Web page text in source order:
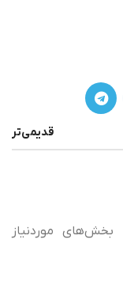
قدیمی‌تر
بخش‌های موردنیاز